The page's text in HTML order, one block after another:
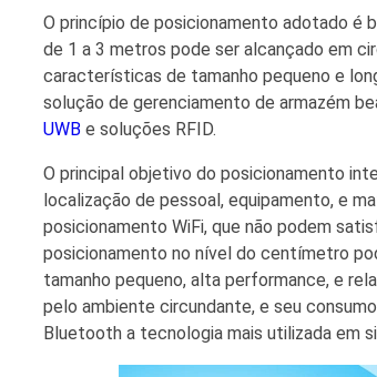
O princípio de posicionamento adotado é
de 1 a 3 metros pode ser alcançado em
características de tamanho pequeno e
solução de gerenciamento de armazém
UWB e soluções RFID.
O principal objetivo do posicionamento
localização de pessoal, equipamento, e
posicionamento WiFi, que não podem
posicionamento no nível do centímetro
tamanho pequeno, alta performance, e
pelo ambiente circundante, e seu
Bluetooth a tecnologia mais utilizada em